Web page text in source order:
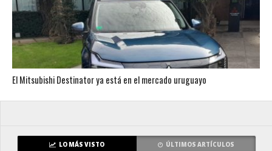
El Mitsubishi Destinator ya está en el mercado uruguayo
LO MÁS VISTO ÚLTIMOS ARTÍCULOS